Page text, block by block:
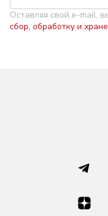
Оставляя свой e-mail,
сбор, обработку и